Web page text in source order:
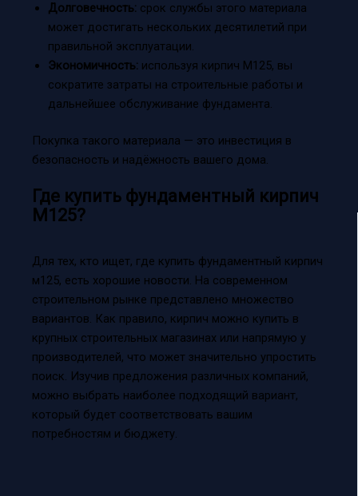
Долговечность: срок службы этого материала
может достигать нескольких десятилетий при
правильной эксплуатации.
Экономичность: используя кирпич М125, вы
сократите затраты на строительные работы и
дальнейшее обслуживание фундамента.
Покупка такого материала — это инвестиция в
безопасность и надёжность вашего дома.
Где купить фундаментный кирпич
М125?
Для тех, кто ищет, где купить фундаментный кирпич
м125, есть хорошие новости. На современном
строительном рынке представлено множество
вариантов. Как правило, кирпич можно купить в
крупных строительных магазинах или напрямую у
производителей, что может значительно упростить
поиск. Изучив предложения различных компаний,
можно выбрать наиболее подходящий вариант,
который будет соответствовать вашим
потребностям и бюджету.